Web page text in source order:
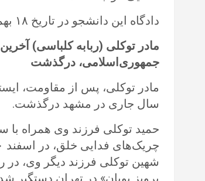
دادگاه این دانشجو در تاریخ ۱۸ بهمن در شعبه ۲۶ دادگاه انقلاب بصورت غیابی برگزار خواهد شد.»
مادر توکلی (ربابه کلباسی)
جمهوری‌اسلامی، درگذشت
مادر توکلی، پس از مقاومت،
سال جاری در مشهد درگذشت.
حمید توکلی فرزند وی همراه با
پرویز پویان» در تهران دستگیر